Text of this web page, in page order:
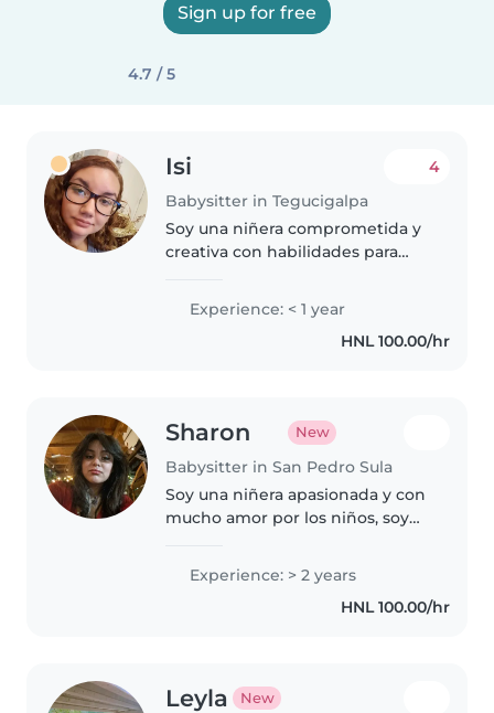
Sign up for free
4.7 / 5
Isi
Babysitter in Tegucigalpa
4
Soy una niñera comprometida y
creativa con habilidades para
Disfruto mucho de leer cuentos,
hacer manualidades y ayudar
con las tareas. Soy paciente..
Experience: < 1 year
HNL 100.00/hr
Sharon New
Babysitter in San Pedro Sula
Soy una niñera apasionada y con
mucho amor por los niños, soy
día una idea nueva de juego o
aprendizaje para ellos. Estudio..
Experience: > 2 years
HNL 100.00/hr
Leyla New